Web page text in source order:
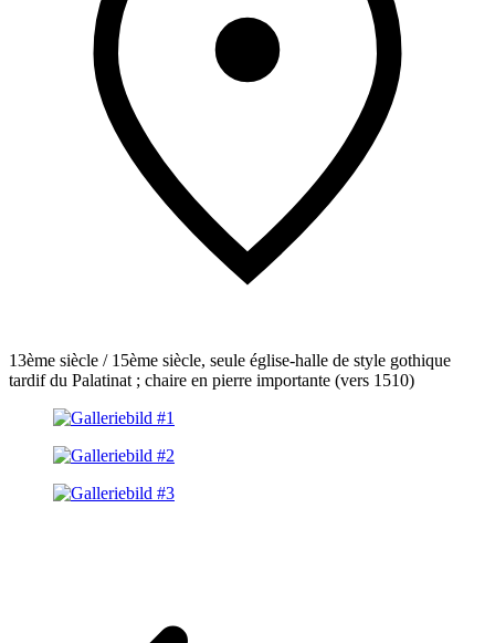
13ème siècle / 15ème siècle, seule église-halle de style gothique
tardif du Palatinat ; chaire en pierre importante (vers 1510)